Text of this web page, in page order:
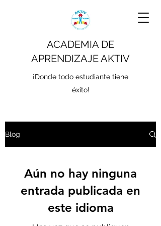
ACADEMIA DE
APRENDIZAJE AKTIV
¡Donde todo estudiante tiene
éxito!
Blog
Aún no hay ninguna
entrada publicada en
este idioma